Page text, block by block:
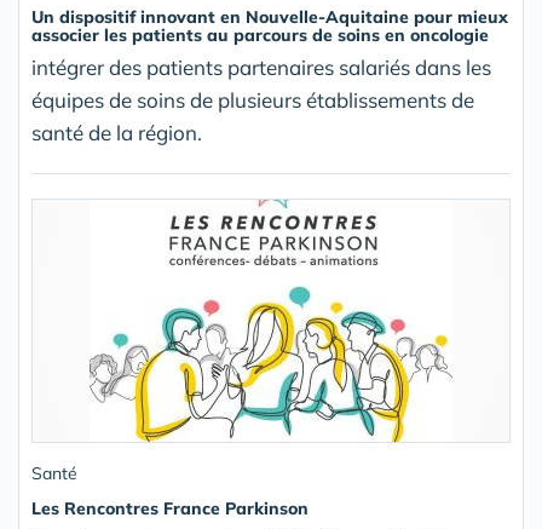
Un dispositif innovant en Nouvelle-Aquitaine pour mieux
associer les patients au parcours de soins en oncologie
intégrer des patients partenaires salariés dans les
équipes de soins de plusieurs établissements de
santé de la région.
Santé
Les Rencontres France Parkinson